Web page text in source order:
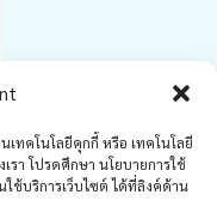
เทคโนโลยีคุกกี้ หรือ เทคโนโลยี
า โปรดศึกษา นโยบายการใช้
ช้บริการเว็บไซต์ ได้ที่ลิงค์ด้าน